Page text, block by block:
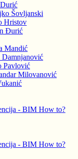
Šovljanski
Hristov
Đurić
Mandić
Damnjanović
Pavlović
Milovanović
- BIM How to?
- BIM How to?